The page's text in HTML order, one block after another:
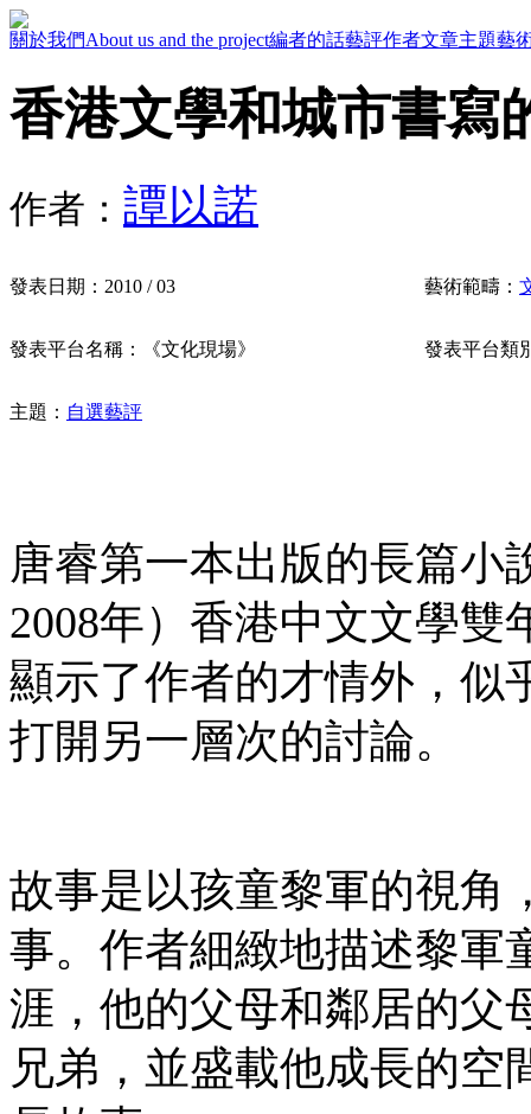
關於我們About us and the project編者的話藝評作者文章主題藝
香港文學和城市書寫
作者： 譚以諾
發表日期： 2010 / 03 藝術範疇：
發表平台名稱： 《文化現場》 發表平台類
主題： 自選藝評
唐睿第一本出版的長篇小
2008年）香港中文文學
顯示了作者的才情外，似
打開另一層次的討論。
故事是以孩童黎軍的視角
事。作者細緻地描述黎軍
涯，他的父母和鄰居的父
兄弟，並盛載他成長的